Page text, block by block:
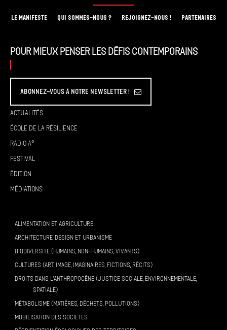
LE MANIFESTE QUI SOMMES-NOUS ? REJOIGNEZ-NOUS ! PARTENAIRES
Pour mieux penser les défis contemporains
Abonnez-vous à Notre Newsletter !
Actualités
École de la résilience
Radio A°
Festival
Édition
Médiations
ALIMENTATION ET AGRICULTURE
ARCHITECTURE, DESIGN ET URBANISME
BIODIVERSITÉ (HUMAINS, NON-HUMAINS, VIVANTS)
CULTURES (ART, IMAGE, IMAGINAIRES, FICTIONS, RÉCITS)
DROITS DANS L’ANTHROPOCÈNE (JUSTICE SOCIALE, ENVIRONNEMENTALE,
SPATIALE)
MÉTABOLISME (MATIÈRES, DÉCHETS, POLLUTIONS)
MOBILISATION DES SOCIÉTÉS